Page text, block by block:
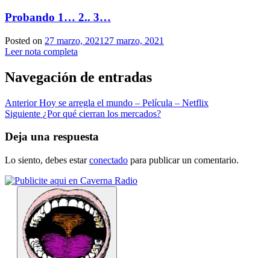
Probando 1… 2.. 3…
Posted on 27 marzo, 2021 27 marzo, 2021
Leer nota completa
Navegación de entradas
Anterior Hoy se arregla el mundo – Película – Netflix
Siguiente ¿Por qué cierran los mercados?
Deja una respuesta
Lo siento, debes estarconectado para publicar un comentario.